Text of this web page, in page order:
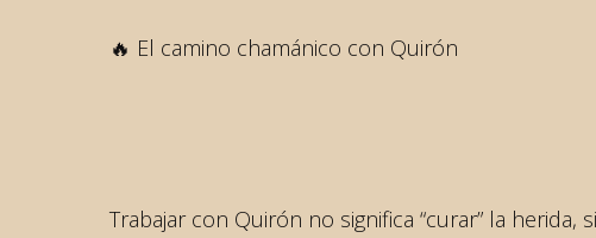
🔥 El camino chamánico con Quirón
Trabajar con Quirón no significa “curar” la